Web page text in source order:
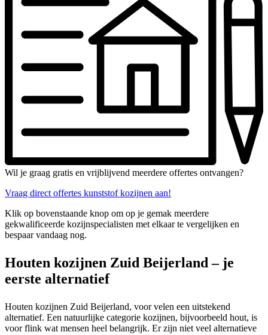
Wil je graag gratis en vrijblijvend meerdere offertes ontvangen?
Vraag direct offertes kunststof kozijnen aan!
Klik op bovenstaande knop om op je gemak meerdere
gekwalificeerde kozijnspecialisten met elkaar te vergelijken en
bespaar vandaag nog.
Houten kozijnen Zuid Beijerland – je
eerste alternatief
Houten kozijnen Zuid Beijerland, voor velen een uitstekend
alternatief. Een natuurlijke categorie kozijnen, bijvoorbeeld hout, is
voor flink wat mensen heel belangrijk. Er zijn niet veel alternatieve